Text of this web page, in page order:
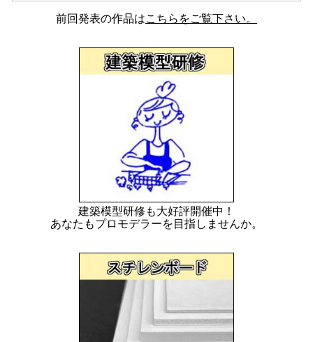
前回発表の作品はこちらをご覧下さい。
建築模型研修も大好評開催中！
あなたもプロモデラーを目指しませんか。